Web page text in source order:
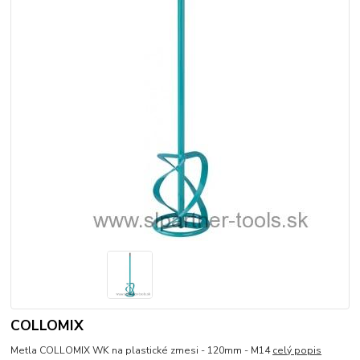
COLLOMIX
Metla COLLOMIX WK na plastické zmesi - 120mm - M14celý popis